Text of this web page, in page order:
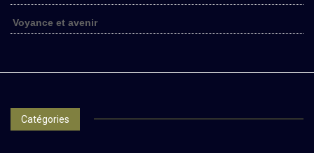
Voyance et avenir
Catégories